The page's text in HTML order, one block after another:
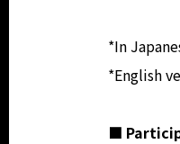
*In
*English
■